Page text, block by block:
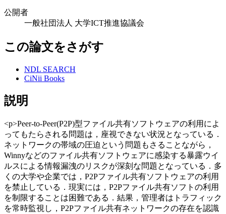
公開者
一般社団法人 大学ICT推進協議会
この論文をさがす
NDL SEARCH
CiNii Books
説明
<p>Peer-to-Peer(P2P)型ファイル共有ソフトウェアの利用によ
ってもたらされる問題は，座視できない状況となっている．
ネットワークの帯域の圧迫という問題もさることながら，
Winnyなどのファイル共有ソフトウェアに感染する暴露ウイ
ルスによる情報漏洩のリスクが深刻な問題となっている．多
くの大学や企業では，P2Pファイル共有ソフトウェアの利用
を禁止している．現実には，P2Pファイル共有ソフトの利用
を制限することは困難である．結果，管理者はトラフィック
を常時監視し，P2Pファイル共有ネットワークの存在を認識